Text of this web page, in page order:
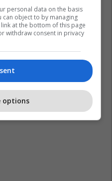
personal data on the basis
can object to by managing
at the bottom of this page
withdraw consent in privacy
options